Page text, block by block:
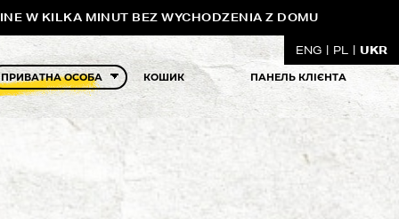
W KILKA MINUT BEZ WYCHODZENIA Z DOMU
КОШИК ПАНЕЛЬ КЛІЄНТА
ENG PL UKR